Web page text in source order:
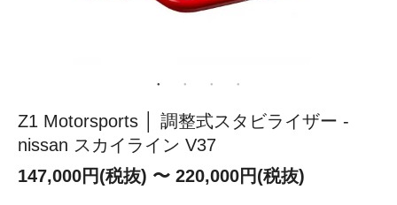
Z1 Motorsports │ 調整式スタビライザー -
nissan スカイライン V37
147,000円(税抜) 〜 220,000円(税抜)